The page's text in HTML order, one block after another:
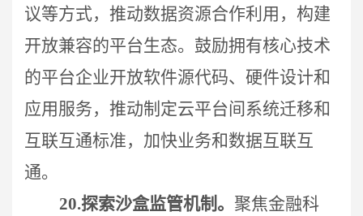
议等方式，推动数据资源合作利用，构建
开放兼容的平台生态。鼓励拥有核心技术
的平台企业开放软件源代码、硬件设计和
应用服务，推动制定云平台间系统迁移和
互联互通标准，加快业务和数据互联互
通。
20.探索沙盒监管机制。 聚焦金融科